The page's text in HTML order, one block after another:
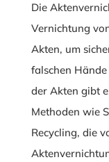
Die
Vernichtung
Akten, um
falschen
der Akten gibt
Methoden wie
Recycling, die